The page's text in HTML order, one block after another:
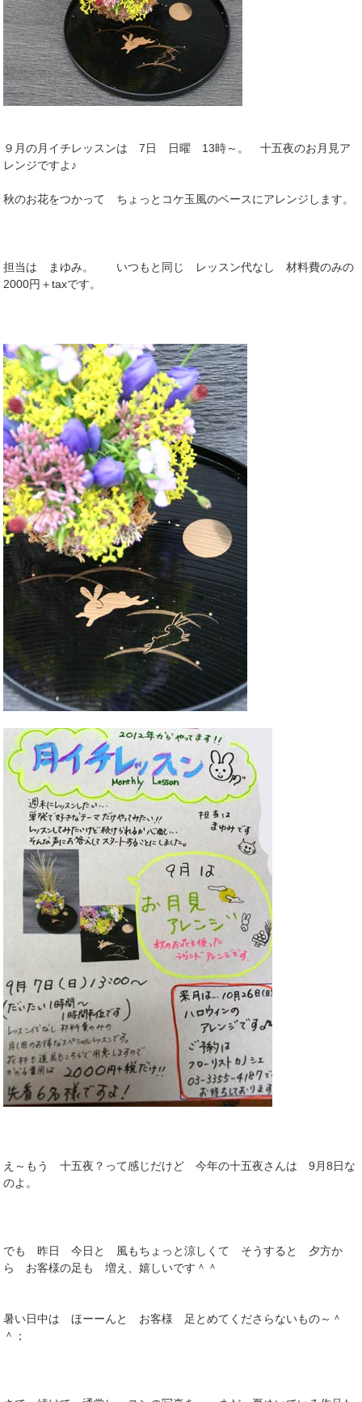
９月の月イチレッスンは 7日 日曜 13時～。 十五夜のお月見ア
レンジですよ♪
秋のお花をつかって ちょっとコケ玉風のベースにアレンジします。
担当は まゆみ。 いつもと同じ レッスン代なし 材料費のみの
2000円＋taxです。
え～もう 十五夜？って感じだけど 今年の十五夜さんは 9月8日な
のよ。
でも 昨日 今日と 風もちょっと涼しくて そうすると 夕方か
ら お客様の足も 増え、嬉しいです＾＾
暑い日中は ほーーんと お客様 足とめてくださらないもの～＾
＾；